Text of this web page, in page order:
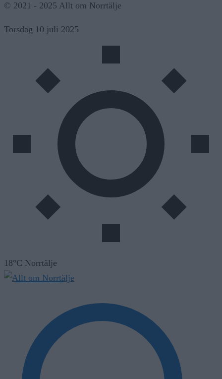
© 2021 - 2025 Allt om Norrtälje
Torsdag 10 juli 2025
18°C Norrtälje